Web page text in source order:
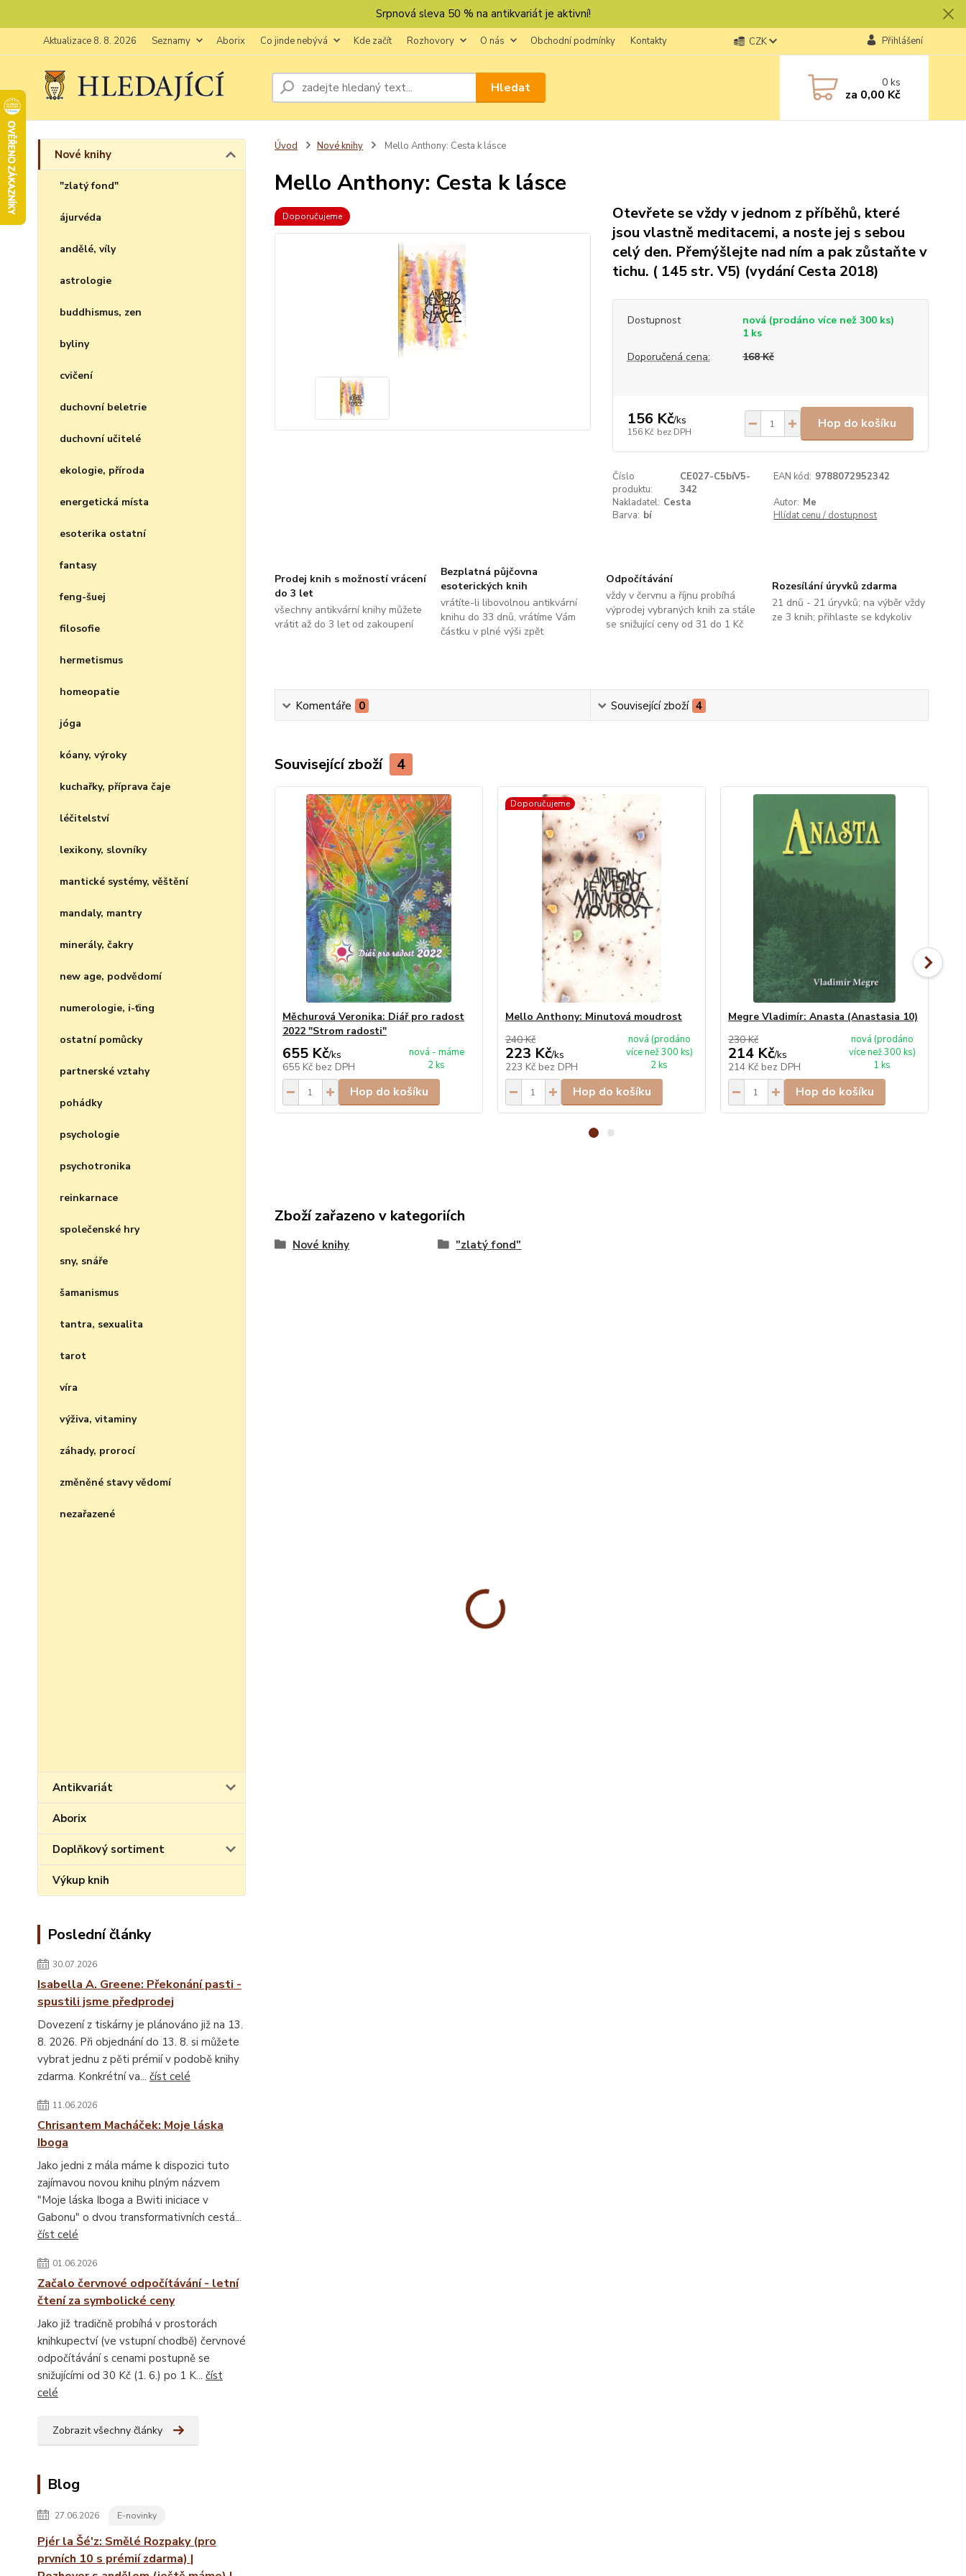
Srpnová sleva 50 % na antikvariát je aktivní!
Aktualizace 8. 8. 2026 Seznamy Aborix Co jinde nebývá Kde začít Rozhovory O nás Obchodní podmínky Kontakty CZK Přihlášení
Hledat 0ks
za 0,00 Kč
Nové knihy
"zlatý fond"
ájurvéda
andělé, víly
astrologie
buddhismus, zen
byliny
cvičení
duchovní beletrie
duchovní učitelé
ekologie, příroda
energetická místa
esoterika ostatní
fantasy
feng-šuej
filosofie
hermetismus
homeopatie
jóga
kóany, výroky
kuchařky, příprava čaje
léčitelství
lexikony, slovníky
mantické systémy, věštění
mandaly, mantry
minerály, čakry
new age, podvědomí
numerologie, i-ťing
ostatní pomůcky
partnerské vztahy
pohádky
psychologie
psychotronika
reinkarnace
společenské hry
sny, snáře
šamanismus
tantra, sexualita
tarot
víra
výživa, vitaminy
záhady, prorocí
změněné stavy vědomí
nezařazené
Antikvariát
Aborix
Doplňkový sortiment
Výkup knih
Poslední články
30.07.2026
Isabella A. Greene: Překonání pasti -
spustili jsme předprodej
Dovezení z tiskárny je plánováno již na 13.
8. 2026. Při objednání do 13. 8. si můžete
vybrat jednu z pěti prémií v podobě knihy
zdarma. Konkrétní va... číst celé
11.06.2026
Chrisantem Macháček: Moje láska
Iboga
Jako jedni z mála máme k dispozici tuto
zajímavou novou knihu plným názvem
"Moje láska Iboga a Bwiti iniciace v
Gabonu" o dvou transformativních cestá...
číst celé
01.06.2026
Začalo červnové odpočítávání - letní
čtení za symbolické ceny
Jako již tradičně probíhá v prostorách
knihkupectví (ve vstupní chodbě) červnové
odpočítávání s cenami postupně se
snižujícími od 30 Kč (1. 6.) po 1 K... číst
celé
Zobrazit všechny články
Blog
27.06.2026 E-novinky
Pjér la Šé'z: Smělé Rozpaky (pro
prvních 10 s prémií zdarma) |
Úvod Nové knihy Mello Anthony: Cesta k lásce
Mello Anthony: Cesta k lásce
Doporučujeme
Otevřete se vždy v jednom z příběhů, které
jsou vlastně meditacemi, a noste jej s sebou
celý den. Přemýšlejte nad ním a pak zůstaňte v
tichu. ( 145 str. V5) (vydání Cesta 2018)
Dostupnost
nová (prodáno více než 300 ks)
1 ks
Doporučená cena:
168 Kč
156 Kč/ks
156 Kč bez DPH
Hop do košíku
Číslo
produktu:
CE027-C5bíV5-
342
EAN kód: 9788072952342
Nakladatel: Cesta Autor: Me
Barva: bí Hlídat cenu / dostupnost
Prodej knih s možností vrácení
do 3 let
všechny antikvární knihy můžete
vrátit až do 3 let od zakoupení
Bezplatná půjčovna
esoterických knih
vrátíte-li libovolnou antikvární
knihu do 33 dnů, vrátíme Vám
částku v plné výši zpět
Odpočítávání
vždy v červnu a říjnu probíhá
výprodej vybraných knih za stále
se snižující ceny od 31 do 1 Kč
Rozesílání úryvků zdarma
21 dnů - 21 úryvků; na výběr vždy
ze 3 knih; přihlaste se kdykoliv
Komentáře 0 Související zboží 4
Související zboží 4
Měchurová Veronika: Diář pro radost
2022 "Strom radosti"
655 Kč/ks
655 Kč bez DPH
nová - máme
2 ks
Hop do košíku
Doporučujeme
Mello Anthony: Minutová moudrost
240 Kč
223 Kč/ks
223 Kč bez DPH
nová (prodáno
více než 300 ks)
2 ks
Hop do košíku
Megre Vladimír: Anasta (Anastasia 10)
230 Kč
214 Kč/ks
214 Kč bez DPH
nová (prodáno
více než 300 ks)
1 ks
Hop do košíku
Zboží zařazeno v kategoriích
Nové knihy "zlatý fond"